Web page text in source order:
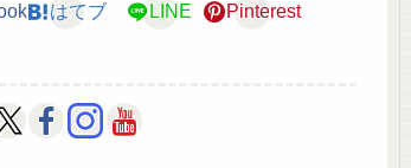
はてブ LINE Pinterest